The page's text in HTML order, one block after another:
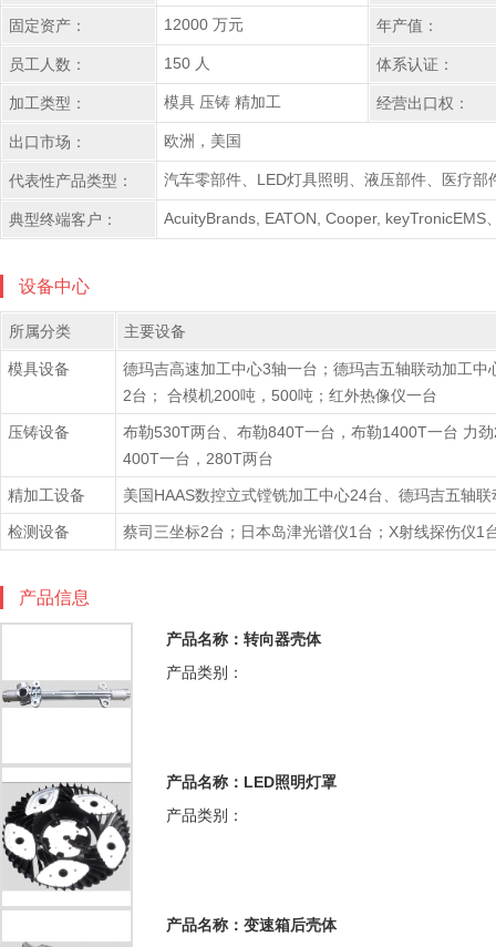
固定资产： 12000 万元 年产值：
员工人数： 150 人 体系认证：
加工类型： 模具 压铸 精加工 经营出口权：
出口市场： 欧洲，美国
代表性产品类型： 汽车零部件、LED灯具照明、液压部件、医疗部
典型终端客户： AcuityBrands, EATON, Cooper,
设备中心
所属分类 主要设备
模具设备
德玛吉高速加工中心3轴一台；德玛吉五轴联动加工
2台； 合模机200吨，500吨；红外热像仪一台
压铸设备
布勒530T两台、布勒840T一台，布勒1400T一台 力
400T一台，280T两台
精加工设备 美国HAAS数控立式镗铣加工中心24台、德玛吉五轴
检测设备 蔡司三坐标2台；日本岛津光谱仪1台；X射线探伤仪1
产品信息
产品名称：转向器壳体
产品类别：
产品名称：LED照明灯罩
产品类别：
产品名称：变速箱后壳体